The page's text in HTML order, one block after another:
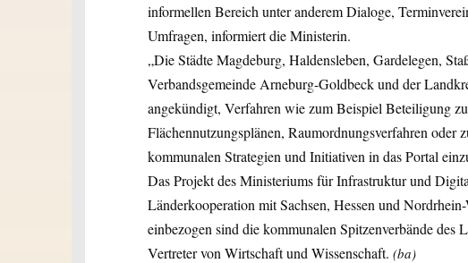
informellen Bereich unter anderem Dialoge,
Umfragen, informiert die Ministerin.
„Die Städte Magdeburg, Haldensleben, Gardelegen,
Verbandsgemeinde Arneburg-Goldbeck und der
angekündigt, Verfahren wie zum Beispiel Beteiligung
Flächennutzungsplänen, Raumordnungsverfahren oder
kommunalen Strategien und Initiativen in das Portal
Das Projekt des Ministeriums für Infrastruktur und
Länderkooperation mit Sachsen, Hessen und
einbezogen sind die kommunalen Spitzenverbände des
Vertreter von Wirtschaft und Wissenschaft. (ba)